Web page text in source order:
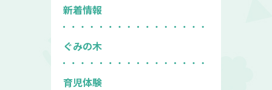
新着情報
ぐみの木
育児体験